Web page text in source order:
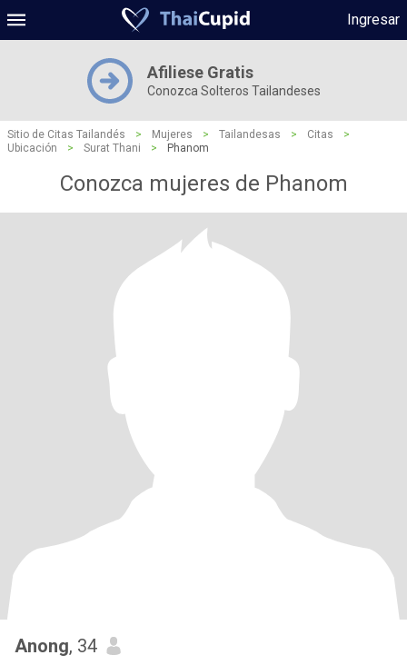
Ingresar
Afiliese Gratis
Conozca Solteros Tailandeses
Sitio de Citas Tailandés > Mujeres > Tailandesas > Citas
>
Ubicación
> Surat Thani > Phanom
Conozca mujeres de Phanom
Anong, 34